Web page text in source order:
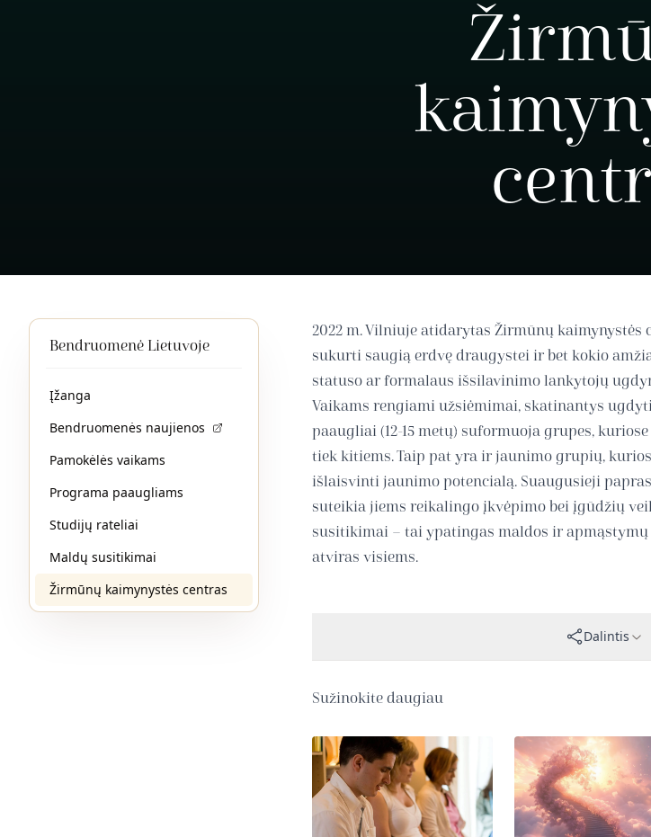
Bendruomenė Lietuvoje
Įžanga
Bendruomenės naujienos
Pamokėlės vaikams
Programa paaugliams
Studijų rateliai
Maldų susitikimai
Žirmūnų kaimynystės centras
2022 m. Vilniuje atidarytas Žirmūnų
sukurti saugią erdvę draugystei ir bet kokio
statuso ar formalaus išsilavinimo lankytojų
Vaikams rengiami užsiėmimai, skatinantys
paaugliai (12-15 metų) suformuoja grupes,
tiek kitiems. Taip pat yra ir jaunimo grupių,
išlaisvinti jaunimo potencialą. Suaugusieji
suteikia jiems reikalingo įkvėpimo bei įgūdžių
susitikimai – tai ypatingas maldos ir
atviras visiems.
Dalintis
Sužinokite daugiau